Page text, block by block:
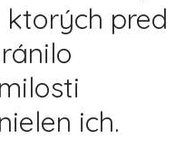
ktorých pred
ich.